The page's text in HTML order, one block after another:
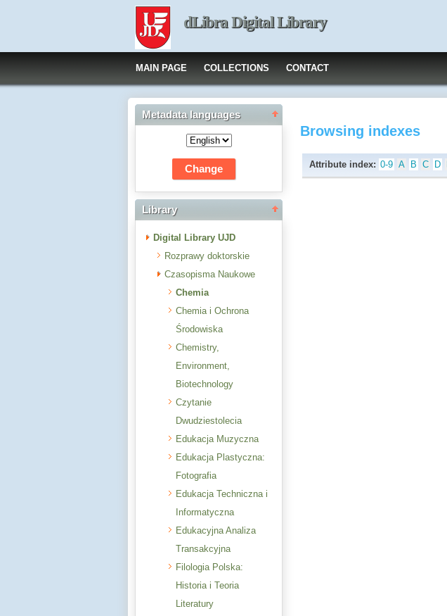
dLibra Digital Library
MAIN PAGE COLLECTIONS CONTACT
Metadata languages
Library
Digital Library UJD
Rozprawy doktorskie
Czasopisma Naukowe
Chemia
Chemia i Ochrona
Środowiska
Chemistry,
Environment,
Biotechnology
Czytanie
Dwudziestolecia
Edukacja Muzyczna
Edukacja Plastyczna:
Fotografia
Edukacja Techniczna i
Informatyczna
Edukacyjna Analiza
Transakcyjna
Filologia Polska:
Historia i Teoria
Literatury
Browsing indexes
Attribute index: 0-9 A B C D